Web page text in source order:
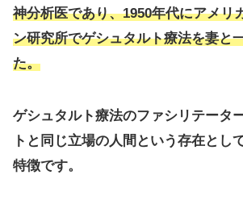
神分析医であり、1950年代にアメリ
ン研究所でゲシュタルト療法を妻と
た。
ゲシュタルト療法のファシリテータ
トと同じ立場の人間という存在とし
特徴です。